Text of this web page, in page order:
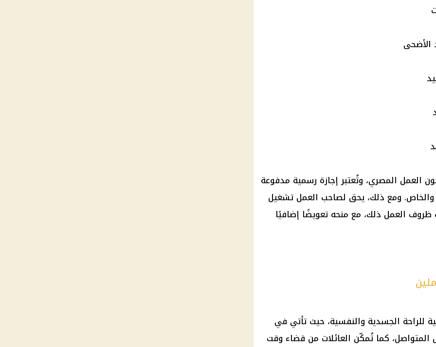
الأضحى
العمل المصري، وتُعتبرإجازة رسمية مدفوعة
والخاص. ومع ذلك، يحق لصاحب العمل تشغيل
ظروف العمل ذلك، مع منحه تعويضًا إضافيًا
للراحة الجسدية والنفسية، حيث تأتي في
كما تُمكّن العائلات من قضاء وقت